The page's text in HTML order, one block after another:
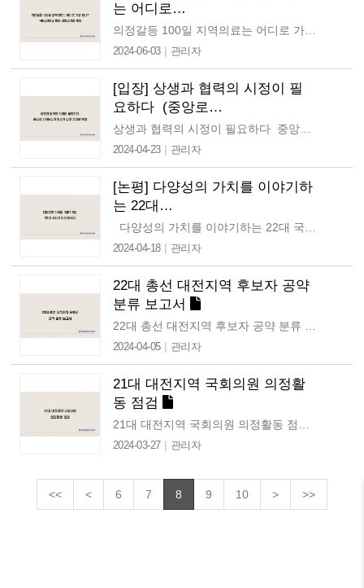
는 어디로…
의정갈등 100일 지역의료는 어디로 가고 있나? -충남대학교 병원 경영위기에 부쳐 지난 5월 29일은 정부의 의대정원 확대 정책으로 인해 시작된 의정 갈등이…
2024-06-03| 관리자
[입장] 상생과 협력의 시정이 필
요하다 (중앙로…
상생과 협력의 시정이 필요하다 중앙로 지하도상가 최고가 입찰 결정에 부쳐 작년 말부터 시작된 중앙로 지하상가 상인들과 대전광역시의 갈등이 고조되고 있다. 지난해 12월…
2024-04-23| 관리자
[논평] 다양성의 가치를 이야기하
는 22대…
2024-04-18| 관리자
22대 총선 대전지역 후보자 공약
분류 보고서
2024-04-05| 관리자
21대 대전지역 국회의원 의정활
동 점검
2024-03-27| 관리자
<< < 6 7 8 9 10 > >>